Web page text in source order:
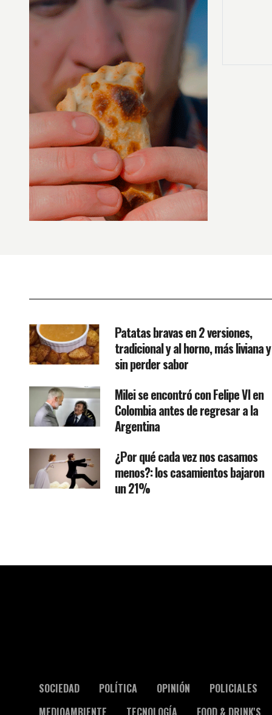
Patatas bravas en 2 versiones,
tradicional y al horno, más liviana y
sin perder sabor
Milei se encontró con Felipe VI en
Colombia antes de regresar a la
Argentina
¿Por qué cada vez nos casamos
menos?: los casamientos bajaron
un 21%
SOCIEDAD POLÍTICA OPINIÓN POLICIALES
MEDIOAMBIENTE
TECNOLOGÍA FOOD & DRINK'S